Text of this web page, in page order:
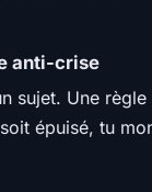
anti-crise
sujet. Une
épuisé, tu